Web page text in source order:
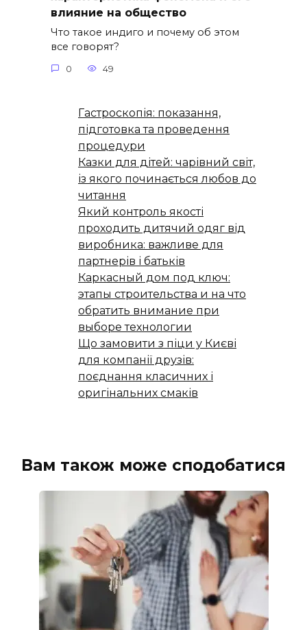
влияние на общество
Что такое индиго и почему об этом
все говорят?
0 49
Гастроскопія: показання,
підготовка та проведення
процедури
Казки для дітей: чарівний світ,
із якого починається любов до
читання
Який контроль якості
проходить дитячий одяг від
виробника: важливе для
партнерів і батьків
Каркасный дом под ключ:
этапы строительства и на что
обратить внимание при
выборе технологии
Що замовити з піци у Києві
для компанії друзів:
поєднання класичних і
оригінальних смаків
Вам також може сподобатися